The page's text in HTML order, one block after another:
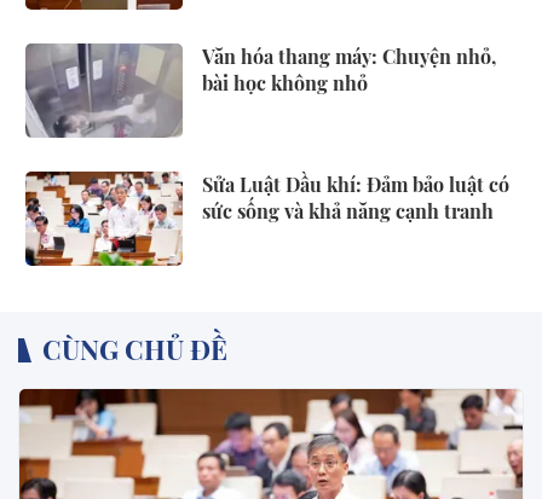
Văn hóa thang máy: Chuyện nhỏ,
bài học không nhỏ
Sửa Luật Dầu khí: Đảm bảo luật có
sức sống và khả năng cạnh tranh
CÙNG CHỦ ĐỀ